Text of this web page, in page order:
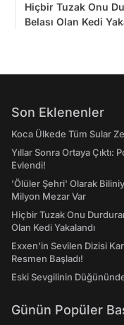
Hiçbir Tuzak Onu
Belası Olan Kedi
Son Eklenenler
Koca Ülkede Tüm Sular
Yıllar Sonra Ortaya
Evlendi!
'Ölüler Şehri' Olarak
Milyon Mezar Var
Hiçbir Tuzak Onu
Olan Kedi Yakalandı
Exxen'in Sevilen Dizisi
Resmen Başladı!
Eski Sevgilinin
Günün Popüler